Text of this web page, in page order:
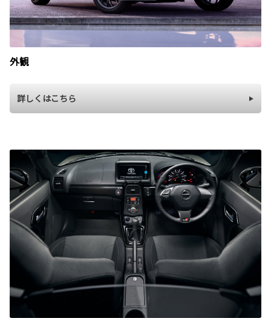
外観
詳しくはこちら